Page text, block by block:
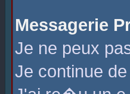
Messagerie
Je ne peux
Je continue